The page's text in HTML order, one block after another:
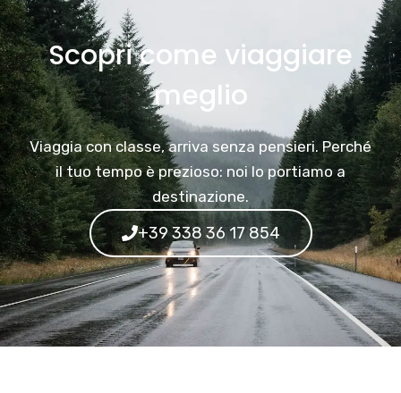
Scopri come viaggiare
meglio
Viaggia con classe, arriva senza pensieri. Perché
il tuo tempo è prezioso: noi lo portiamo a
destinazione.
+39 338 36 17 854